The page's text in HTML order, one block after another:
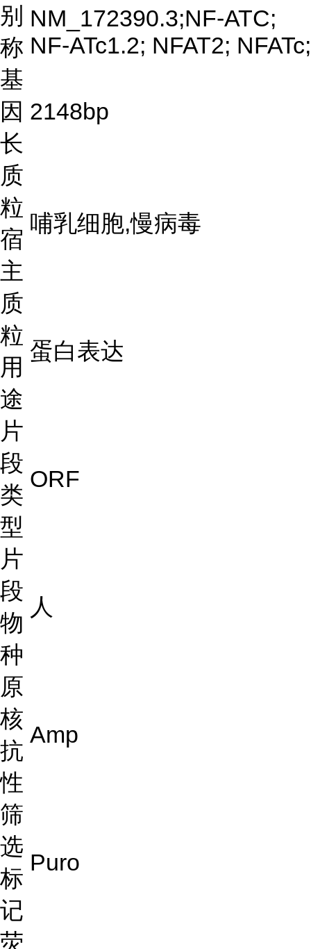
别
称
NM_172390.3;NF-ATC;
NF-ATc1.2; NFAT2; NFATc;
基
因
长
2148bp
质
粒
宿
主
哺乳细胞,慢病毒
质
粒
用
途
蛋白表达
片
段
类
型
ORF
片
段
物
种
人
原
核
抗
性
Amp
筛
选
标
记
Puro
荧